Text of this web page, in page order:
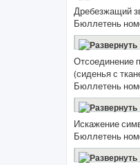
Дребезжащий
Бюллетень
Отсоединение
(сиденья с
Бюллетень
Искажение
Бюллетень